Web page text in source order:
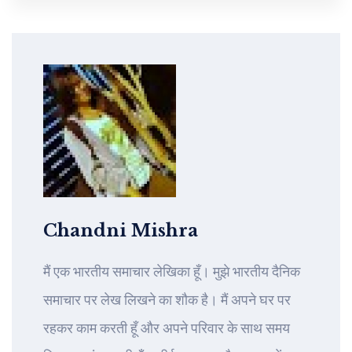
Chandni Mishra
मैं एक भारतीय समाचार लेखिका हूँ। मुझे भारतीय दैनिक
समाचार पर लेख लिखने का शौक है। मैं अपने घर पर
रहकर काम करती हूँ और अपने परिवार के साथ समय